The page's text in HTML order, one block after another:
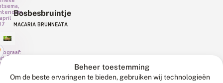
Beheer toestemming
Om de beste ervaringen te bieden, gebruiken wij technologieën
Bosbesbruintje
MACARIA BRUNNEATA
juni
Bosbesdwergspanner